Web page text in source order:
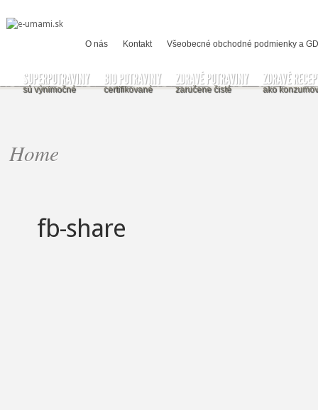
O nás Kontakt Všeobecné obchodné podmienky a
SUPERPOTRAVINY
sú výnimočné
BIO POTRAVINY
certifikované
ZDRAVÉ POTRAVINY
zaručene čisté
ZDRAVÉ
ako
Home
fb-share